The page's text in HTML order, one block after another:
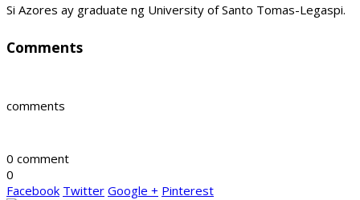
Si Azores ay graduate ng University of Santo Tomas-Legaspi.
Comments
comments
0 comment
0
Facebook Twitter Google + Pinterest